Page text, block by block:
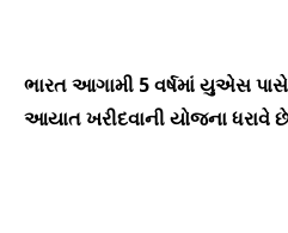
ભારત આગામી 5 વર્ષમાં યુએસ
આયાત ખરીદવાની યોજના ધરાવે